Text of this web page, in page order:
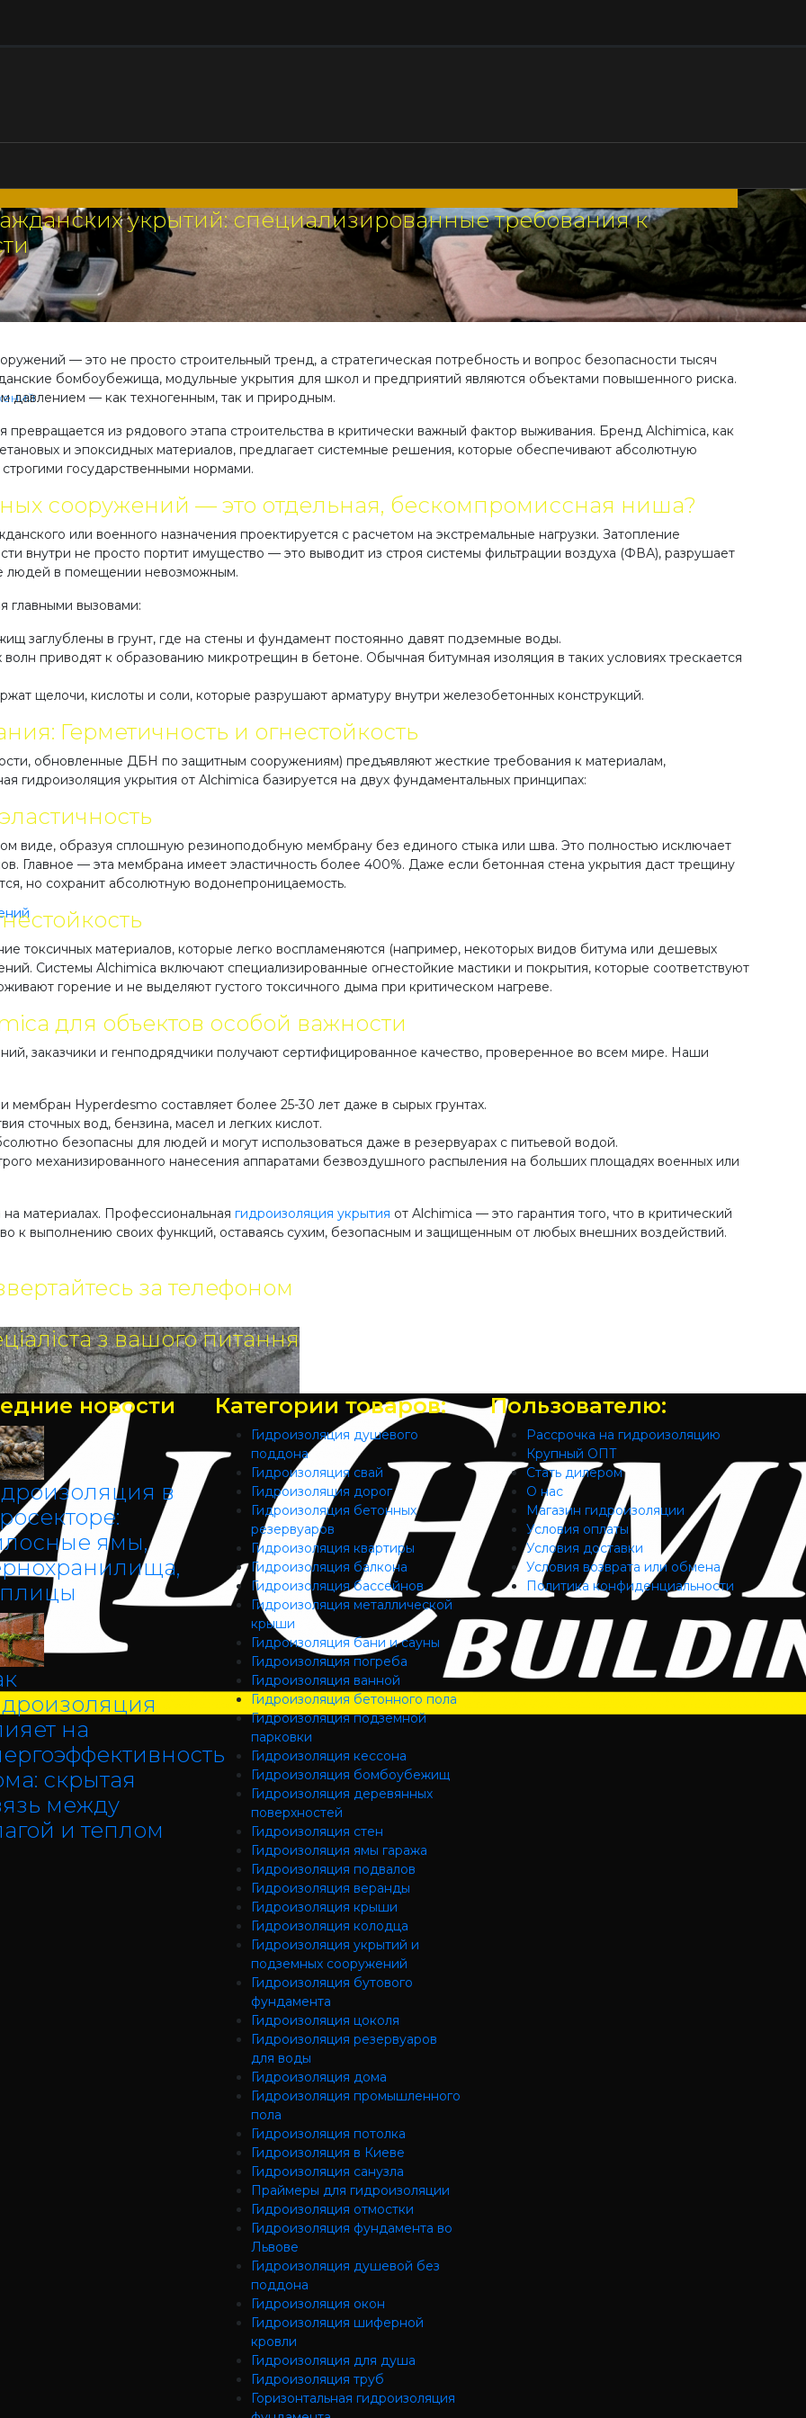
укрытий: специализированные требования к
— это не просто строительный тренд, а стратегическая потребность и вопрос безопасности тысяч
бомбоубежища, модульные укрытия для школ и предприятий являются объектами повышенного риска.
давлением — как техногенным, так и природным.
превращается из рядового этапа строительства в критически важный фактор выживания. Бренд Alchimica, как
и эпоксидных материалов, предлагает системные решения, которые обеспечивают абсолютную
государственными нормами.
сооружений — это отдельная, бескомпромиссная ниша?
или военного назначения проектируется с расчетом на экстремальные нагрузки. Затопление
внутри не просто портит имущество — это выводит из строя системы фильтрации воздуха (ФВА), разрушает
людей в помещении невозможным.
главными вызовами:
заглублены в грунт, где на стены и фундамент постоянно давят подземные воды.
приводят к образованию микротрещин в бетоне. Обычная битумная изоляция в таких условиях трескается
щелочи, кислоты и соли, которые разрушают арматуру внутри железобетонных конструкций.
Герметичность и огнестойкость
обновленные ДБН по защитным сооружениям) предъявляют жесткие требования к материалам,
гидроизоляция укрытия от Alchimica базируется на двух фундаментальных принципах:
виде, образуя сплошную резиноподобную мембрану без единого стыка или шва. Это полностью исключает
Главное — эта мембрана имеет эластичность более 400%. Даже если бетонная стена укрытия даст трещину
но сохранит абсолютную водонепроницаемость.
токсичных материалов, которые легко воспламеняются (например, некоторых видов битума или дешевых
Системы Alchimica включают специализированные огнестойкие мастики и покрытия, которые соответствуют
горение и не выделяют густого токсичного дыма при критическом нагреве.
для объектов особой важности
заказчики и генподрядчики получают сертифицированное качество, проверенное во всем мире. Наши
мембран Hyperdesmo составляет более 25-30 лет даже в сырых грунтах.
сточных вод, бензина, масел и легких кислот.
безопасны для людей и могут использоваться даже в резервуарах с питьевой водой.
механизированного нанесения аппаратами безвоздушного распыления на больших площадях военных или
материалах. Профессиональная гидроизоляция укрытия от Alchimica — это гарантия того, что в критический
к выполнению своих функций, оставаясь сухим, безопасным и защищенным от любых внешних воздействий.
за телефоном
з вашого питання
новости
в
ямы,
на
скрытая
между
и теплом
Категории товаров:
Гидроизоляция душевого
поддона
Гидроизоляция свай
Гидроизоляция дорог
Гидроизоляция бетонных
резервуаров
Гидроизоляция квартиры
Гидроизоляция балкона
Гидроизоляция бассейнов
Гидроизоляция металлической
крыши
Гидроизоляция бани и сауны
Гидроизоляция погреба
Гидроизоляция ванной
Гидроизоляция бетонного пола
Гидроизоляция подземной
парковки
Гидроизоляция кессона
Гидроизоляция бомбоубежищ
Гидроизоляция деревянных
поверхностей
Гидроизоляция стен
Гидроизоляция ямы гаража
Гидроизоляция подвалов
Гидроизоляция веранды
Гидроизоляция крыши
Гидроизоляция колодца
Гидроизоляция укрытий и
подземных сооружений
Гидроизоляция бутового
фундамента
Гидроизоляция цоколя
Гидроизоляция резервуаров
для воды
Гидроизоляция дома
Гидроизоляция промышленного
пола
Гидроизоляция потолка
Гидроизоляция в Киеве
Гидроизоляция санузла
Праймеры для гидроизоляции
Гидроизоляция отмостки
Гидроизоляция фундамента во
Львове
Гидроизоляция душевой без
поддона
Гидроизоляция окон
Гидроизоляция шиферной
кровли
Гидроизоляция для душа
Гидроизоляция труб
Горизонтальная гидроизоляция
Пользователю:
Рассрочка на гидроизоляцию
Крупный ОПТ
Стать дилером
О нас
Магазин гидроизоляции
Условия оплаты
Условия доставки
Условия возврата или обмена
Политика конфиденциальности